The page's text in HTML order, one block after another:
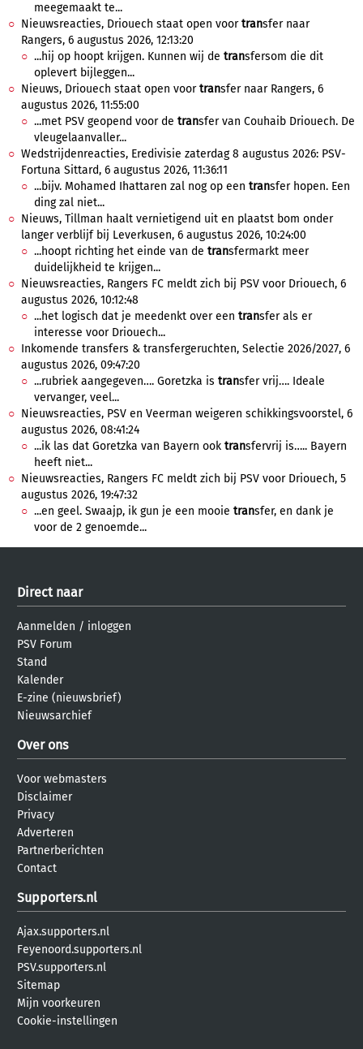
meegemaakt te...
Nieuwsreacties, Driouech staat open voortransfer naar
Rangers, 6 augustus 2026, 12:13:20
...hij op hoopt krijgen. Kunnen wij de transfersom die dit
oplevert bijleggen...
Nieuws, Driouech staat open voortransfer naar Rangers, 6
augustus 2026, 11:55:00
...met PSV geopend voor de transfer van Couhaib Driouech. De
vleugelaanvaller...
Wedstrijdenreacties, Eredivisie zaterdag 8 augustus 2026: PSV-
Fortuna Sittard, 6 augustus 2026, 11:36:11
...bijv. Mohamed Ihattaren zal nog op een transfer hopen. Een
ding zal niet...
Nieuws, Tillman haalt vernietigend uit en plaatst bom onder
langer verblijf bij Leverkusen, 6 augustus 2026, 10:24:00
...hoopt richting het einde van de transfermarkt meer
duidelijkheid te krijgen...
Nieuwsreacties, Rangers FC meldt zich bij PSV voor Driouech, 6
augustus 2026, 10:12:48
...het logisch dat je meedenkt over een transfer als er
interesse voor Driouech...
Inkomende transfers & transfergeruchten, Selectie 2026/2027, 6
augustus 2026, 09:47:20
...rubriek aangegeven…. Goretzka is transfer vrij…. Ideale
vervanger, veel...
Nieuwsreacties, PSV en Veerman weigeren schikkingsvoorstel, 6
augustus 2026, 08:41:24
...ik las dat Goretzka van Bayern ook transfervrij is….. Bayern
heeft niet...
Nieuwsreacties, Rangers FC meldt zich bij PSV voor Driouech, 5
augustus 2026, 19:47:32
...en geel. Swaajp, ik gun je een mooie transfer, en dank je
voor de 2 genoemde...
Direct naar
Aanmelden / inloggen
PSV Forum
Stand
Kalender
E-zine (nieuwsbrief)
Nieuwsarchief
Over ons
Voor webmasters
Disclaimer
Privacy
Adverteren
Partnerberichten
Contact
Supporters.nl
Ajax.supporters.nl
Feyenoord.supporters.nl
PSV.supporters.nl
Sitemap
Mijn voorkeuren
Cookie-instellingen